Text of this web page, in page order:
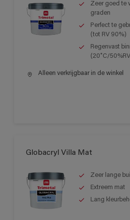
Zeer goed te
graden
Perfect te
(tot RV 90%)
Regenvast
(20˚C/
Alleen verkrijgbaar in de winkel
Globacryl Villa Mat
Zeer lange
Extreem mat
Lang